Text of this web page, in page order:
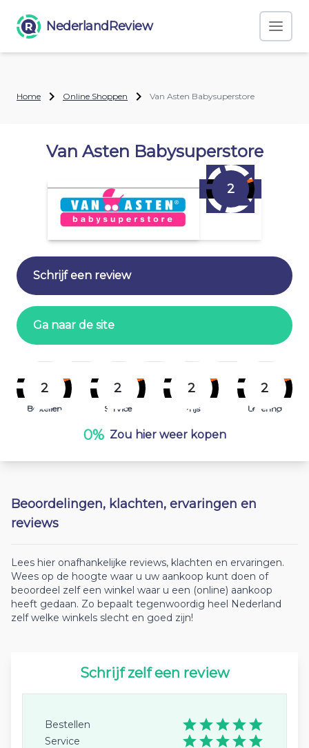
NederlandReview
Home Online Shoppen Van Asten Babysuperstore
Van Asten Babysuperstore
2
Schrijf een review
Ga naar de site
2
Bestellen
2
Service
2
Prijs
2
Levering
0% Zou hier weer kopen
Beoordelingen, klachten, ervaringen en
reviews
Lees hier onafhankelijke reviews, klachten en ervaringen.
Wees op de hoogte waar u uw aankoop kunt doen of
beoordeel zelf een winkel waar u een (online) aankoop
heeft gedaan. Zo bepaalt tegenwoordig heel Nederland
zelf welke winkels slecht en goed zijn!
Schrijf zelf een review
Bestellen
Service